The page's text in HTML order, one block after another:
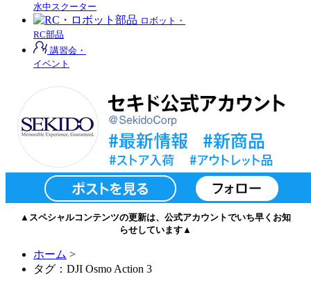
水中スクーター
ロボット・
RC部品
講習会・
イベント
▲スペシャルコンテンツの更新は、公式アカウントでいち早くお知
らせしています▲
ホーム >
タグ：DJI Osmo Action 3